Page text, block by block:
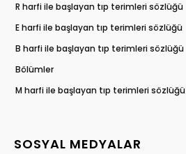
R harfi ile başlayan tıp terimleri sözlüğü
E harfi ile başlayan tıp terimleri sözlüğü
B harfi ile başlayan tıp terimleri sözlüğü
Bölümler
M harfi ile başlayan tıp terimleri sözlüğü
SOSYAL MEDYALAR